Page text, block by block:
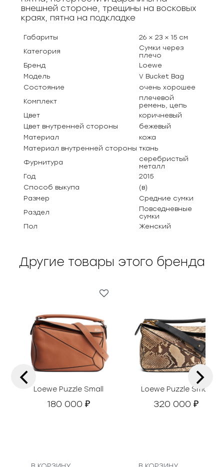
внешней стороне, трещины на восковых
краях, пятна на подкладке
Габариты
26 × 23 × 15 см
Категория
Сумки через
плечо
Бренд
Loewe
Модель
V Bucket Bag
Состояние
очень хорошее
Комплект
плечевой
ремень, цепь
Цвет
коричневый
Цвет внутренней стороны
бежевый
Материал
кожа
Материал внутренней стороны ткань
Фурнитура
серебристый
металл
Год
2015
Способ выкупа
(в)
Размер
Средние сумки
Раздел
Повседневные
сумки
Пол
Женский
Другие товары этого бренда
Loewe Puzzle Small
180 000₽
Loewe Puzzle Small
320 000₽
‹ ›